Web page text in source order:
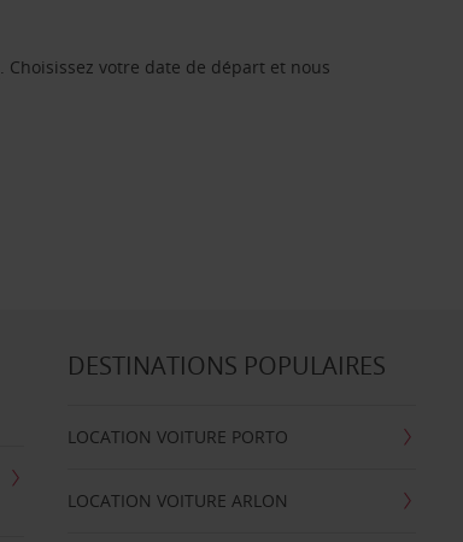
. Choisissez votre date de départ et nous
DESTINATIONS POPULAIRES
LOCATION VOITURE PORTO
LOCATION VOITURE ARLON